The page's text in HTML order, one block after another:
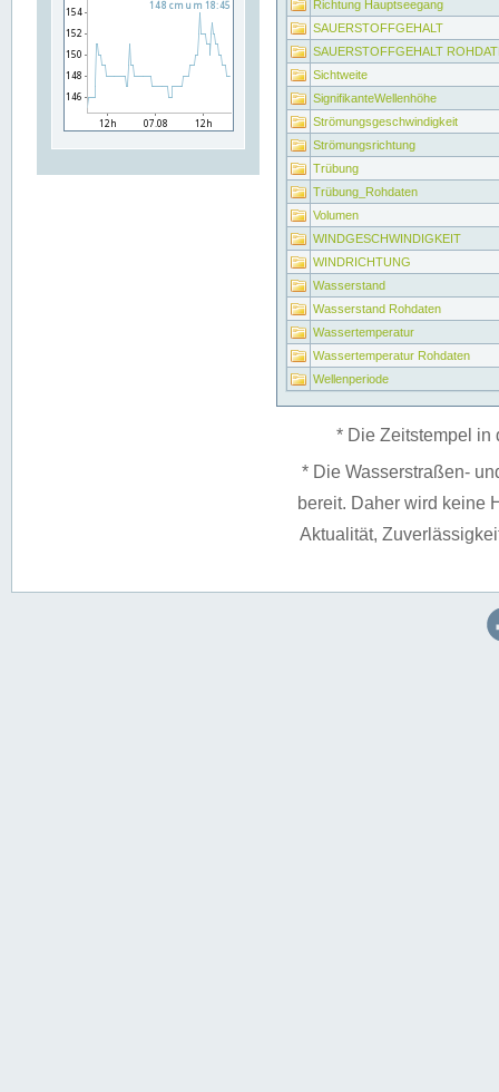
Richtung Hauptseegang
SAUERSTOFFGEHALT
SAUERSTOFFGEHALT
Sichtweite
SignifikanteWellenhöhe
Strömungsgeschwindigkeit
Strömungsrichtung
Trübung
Trübung_Rohdaten
Volumen
WINDGESCHWINDIGKEIT
WINDRICHTUNG
Wasserstand
Wasserstand Rohdaten
Wassertemperatur
Wassertemperatur Rohdaten
Wellenperiode
* Die Zeitstempel in
* Die Wasserstraßen-
bereit. Daher wird keine
Aktualität,